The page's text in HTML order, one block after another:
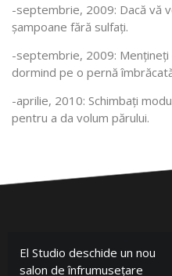
-septembrie, 2009: Dacă vă
șampoane fără sulfați.
-septembrie, 2009:
dormind pe o pernă
-aprilie, 2010: Schimbați
pentru a da volum părului.
El Studio deschide un nou
salon de înfrumusețare